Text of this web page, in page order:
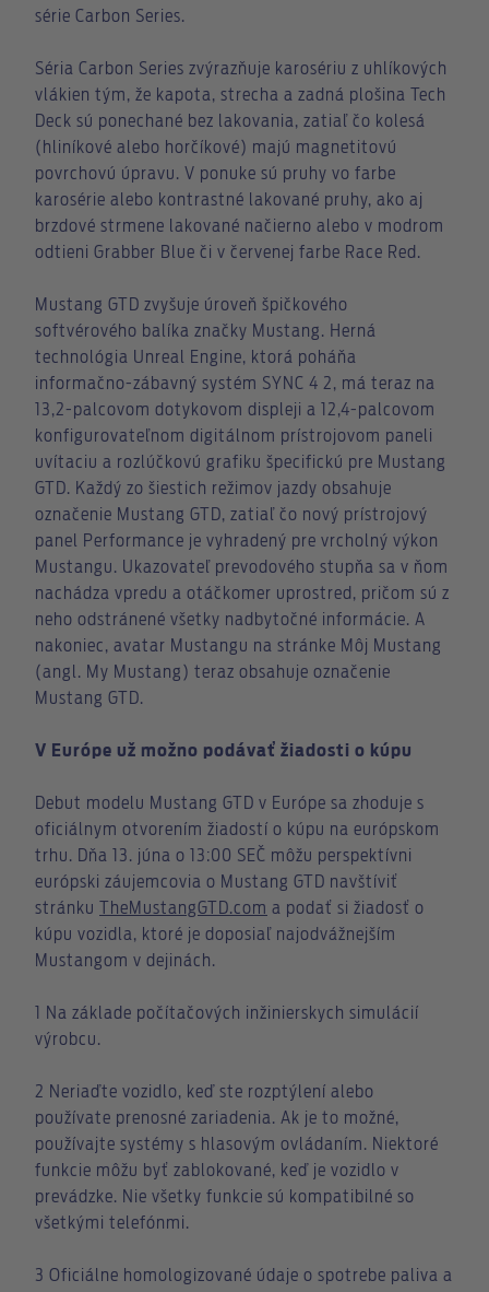
série Carbon Series.
Séria Carbon Series zvýrazňuje karosériu z uhlíkových
vlákien tým, že kapota, strecha a zadná plošina Tech
Deck sú ponechané bez lakovania, zatiaľ čo kolesá
(hliníkové alebo horčíkové) majú magnetitovú
povrchovú úpravu. V ponuke sú pruhy vo farbe
karosérie alebo kontrastné lakované pruhy, ako aj
brzdové strmene lakované načierno alebo v modrom
odtieni Grabber Blue či v červenej farbe Race Red.
Mustang GTD zvyšuje úroveň špičkového
softvérového balíka značky Mustang. Herná
technológia Unreal Engine, ktorá poháňa
informačno-zábavný systém SYNC 4 2, má teraz na
13,2-palcovom dotykovom displeji a 12,4-palcovom
konfigurovateľnom digitálnom prístrojovom paneli
uvítaciu a rozlúčkovú grafiku špecifickú pre Mustang
GTD. Každý zo šiestich režimov jazdy obsahuje
označenie Mustang GTD, zatiaľ čo nový prístrojový
panel Performance je vyhradený pre vrcholný výkon
Mustangu. Ukazovateľ prevodového stupňa sa v ňom
nachádza vpredu a otáčkomer uprostred, pričom sú z
neho odstránené všetky nadbytočné informácie. A
nakoniec, avatar Mustangu na stránke Môj Mustang
(angl. My Mustang) teraz obsahuje označenie
Mustang GTD.
V Európe už možno podávať žiadosti o kúpu
Debut modelu Mustang GTD v Európe sa zhoduje s
oficiálnym otvorením žiadostí o kúpu na európskom
trhu. Dňa 13. júna o 13:00 SEČ môžu perspektívni
európski záujemcovia o Mustang GTD navštíviť
stránku
TheMustangGTD.com a podať si žiadosť o
kúpu vozidla, ktoré je doposiaľ najodvážnejším
Mustangom v dejinách.
1 Na základe počítačových inžinierskych simulácií
výrobcu.
2 Neriaďte vozidlo, keď ste rozptýlení alebo
používate prenosné zariadenia. Ak je to možné,
používajte systémy s hlasovým ovládaním. Niektoré
funkcie môžu byť zablokované, keď je vozidlo v
prevádzke. Nie všetky funkcie sú kompatibilné so
všetkými telefónmi.
3 Oficiálne homologizované údaje o spotrebe paliva a